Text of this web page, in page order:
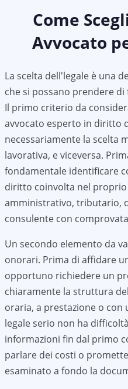
Come
Avvocato
La scelta dell'legale è una
che si possano prendere
Il primo criterio da
avvocato esperto in diritto
necessariamente la scelta
lavorativa, e viceversa.
fondamentale identificare
diritto coinvolta nel
amministrativo, tributario,
consulente con
Un secondo elemento da
onorari. Prima di affidare
opportuno richiedere un
chiaramente la struttura
oraria, a prestazione o
legale serio non ha
informazioni fin dal primo
parlare dei costi o
esaminato a fondo la